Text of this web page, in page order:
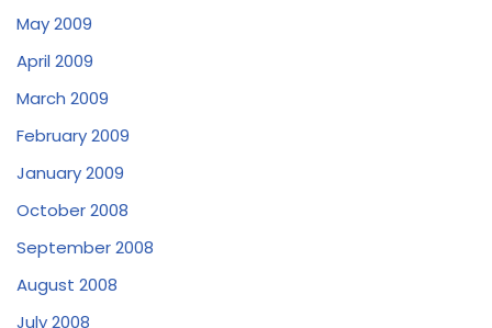
May 2009
April 2009
March 2009
February 2009
January 2009
October 2008
September 2008
August 2008
July 2008